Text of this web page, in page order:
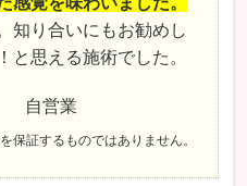
知り合いにもお勧めし
と思える施術でした。
営業
保証するものではありません。